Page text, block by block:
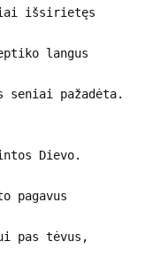
išsirietęs
langus
seniai pažadėta.
Dievo.
pagavus
pas tėvus,